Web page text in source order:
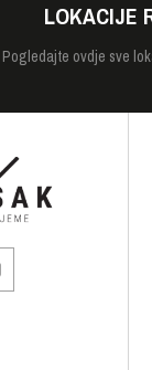
LOKACIJE
Pogledajte ovdje sve